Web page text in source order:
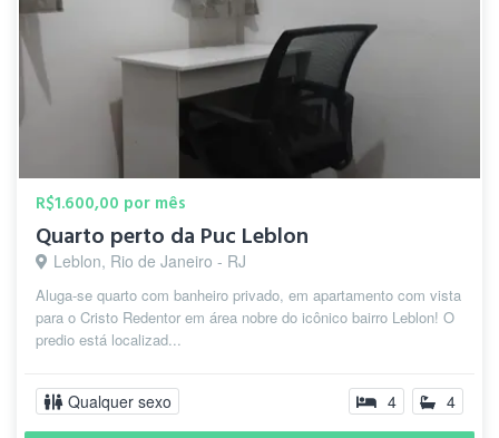
R$1.600,00 por mês
Quarto perto da Puc Leblon
Leblon, Rio de Janeiro - RJ
Aluga-se quarto com banheiro privado, em apartamento com vista
para o Cristo Redentor em área nobre do icônico bairro Leblon! O
predio está localizad...
Qualquer sexo 4 4